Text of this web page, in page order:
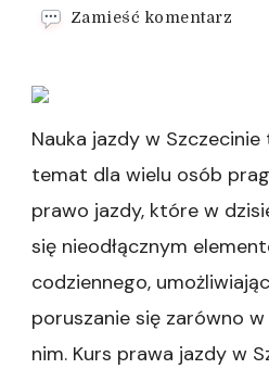
Zamieść komentarz
do
na
w
Nauka jazdy w
temat dla wielu osób
prawo jazdy, które w
się nieodłącznym
codziennego,
poruszanie się zarówno
nim. Kurs prawa jazdy w